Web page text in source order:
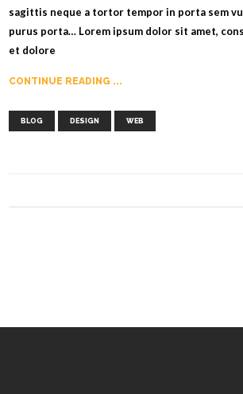
sagittis neque a tortor tempor in porta sem
purus porta… Lorem ipsum dolor sit amet,
et dolore
CONTINUE READING ...
BLOG DESIGN WEB